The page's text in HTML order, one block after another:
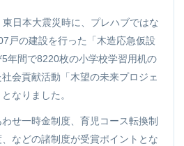
日本大震災時に、プレハブではな
戸の建設を行った「木造応急仮設
年間で8220枚の小学校学習用机の
会貢献活動「木望の未来プロジェ
なりました。
せ一時金制度、育児コース転換制
などの諸制度が受賞ポイントとな